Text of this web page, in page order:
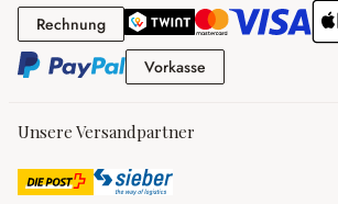
RechnungRechnung
Vorkasse
Unsere Versandpartner